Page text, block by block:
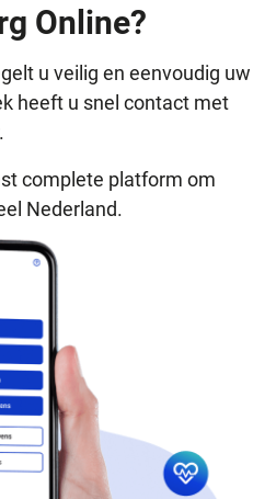
Online?
u veilig en eenvoudig uw
heeft u snel contact met
complete platform om
Nederland.